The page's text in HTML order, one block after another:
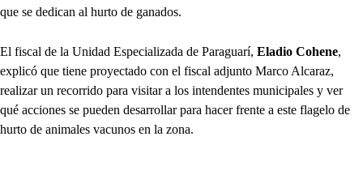
que se dedican al hurto de ganados.
El fiscal de la Unidad Especializada de Paraguarí, Eladio Cohene,
explicó que tiene proyectado con el fiscal adjunto Marco Alcaraz,
realizar un recorrido para visitar a los intendentes municipales y ver
qué acciones se pueden desarrollar para hacer frente a este flagelo de
hurto de animales vacunos en la zona.